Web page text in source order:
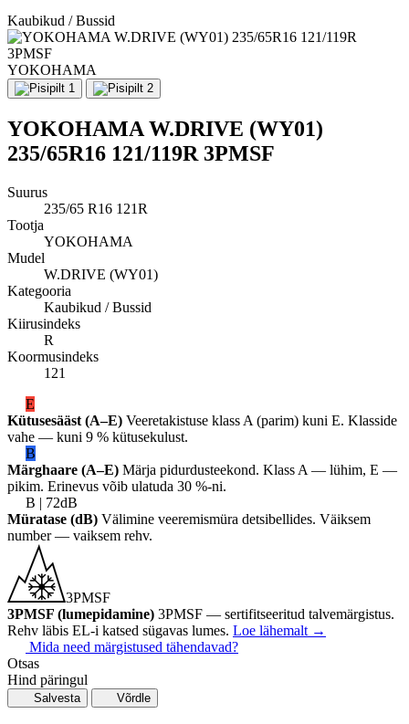
Kaubikud / Bussid
YOKOHAMA
YOKOHAMA W.DRIVE (WY01)
235/65R16 121/119R 3PMSF
Suurus
235/65 R16 121R
Tootja
YOKOHAMA
Mudel
W.DRIVE (WY01)
Kategooria
Kaubikud / Bussid
Kiirusindeks
R
Koormusindeks
121
E
Kütusesääst (A–E) Veeretakistuse klass A (parim) kuni E. Klasside
vahe — kuni 9 % kütusekulust.
B
Märghaare (A–E) Märja pidurdusteekond. Klass A — lühim, E —
pikim. Erinevus võib ulatuda 30 %-ni.
B | 72dB
Müratase (dB) Välimine veeremismüra detsibellides. Väiksem
number — vaiksem rehv.
3PMSF
3PMSF (lumepidamine) 3PMSF — sertifitseeritud talvemärgistus.
Rehv läbis EL-i katsed sügavas lumes. Loe lähemalt →
Mida need märgistused tähendavad?
Otsas
Hind päringul
Salvesta Võrdle